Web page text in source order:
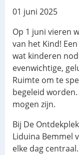
01 juni 2025
Op 1 juni vieren
van het Kind!
wat kinderen
evenwichtige,
Ruimte om te
begeleid
mogen zijn.
Bij De
Liduina Bemmel
elke dag